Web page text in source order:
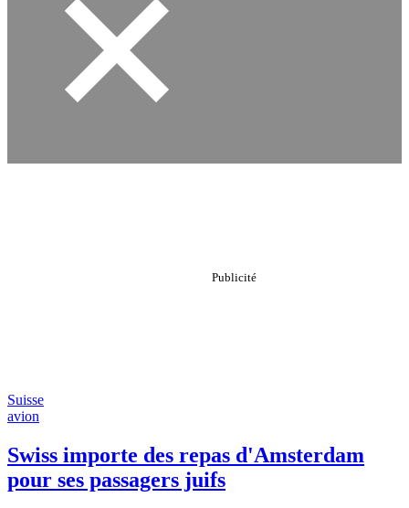
Suisse
avion
Swiss importe des repas d'Amsterdam
pour ses passagers juifs